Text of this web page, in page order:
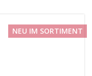
NEU IM SORTIMENT